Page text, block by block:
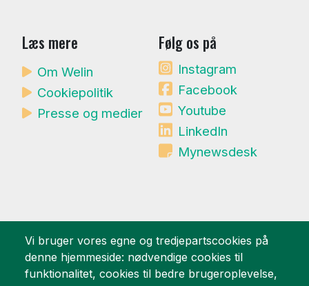
Læs mere
Om Welin
Cookiepolitik
Presse og medier
Følg os på
Instagram
Facebook
Youtube
LinkedIn
Mynewsdesk
Vi er stolte af
Vi bruger vores egne og tredjepartscookies på
denne hjemmeside: nødvendige cookies til
funktionalitet, cookies til bedre brugeroplevelse,